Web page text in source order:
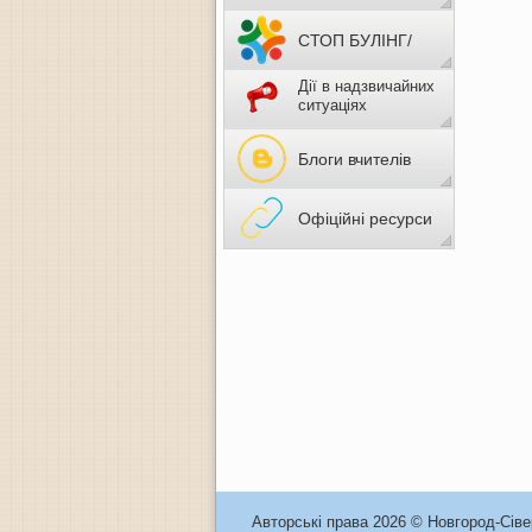
СТОП БУЛІНГ/
НАСИЛЬСТВО
Дії в надзвичайних
ситуаціях
Блоги вчителів
Офіційні ресурси
Авторські права 2026 © Новгород-